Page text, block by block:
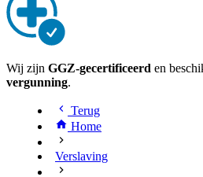
Wij zijn GGZ-gecertificeerd en
vergunning.
Terug
Home
Verslaving